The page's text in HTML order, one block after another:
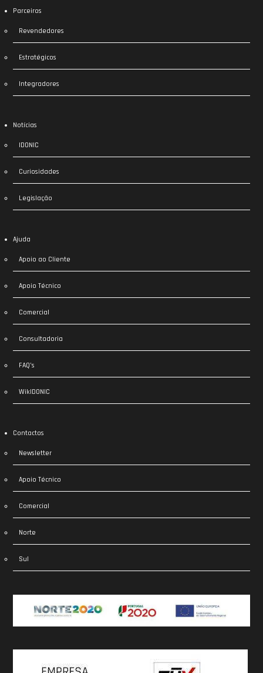
Parceiros
Revendedores
Estratégicos
Integradores
Notícias
IDONIC
Curiosidades
Legislação
Ajuda
Apoio ao Cliente
Apoio Técnico
Comercial
Consultadoria
FAQ’s
WikIDONIC
Contactos
Newsletter
Apoio Técnico
Comercial
Norte
Sul